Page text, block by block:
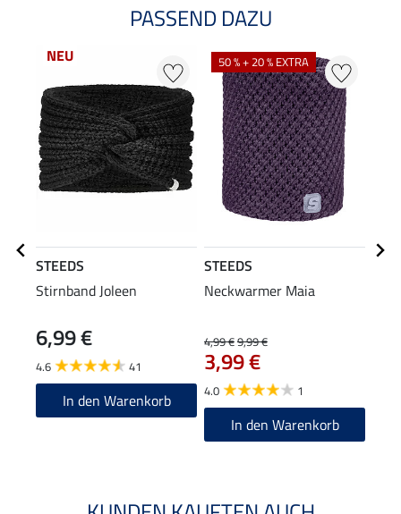
PASSEND DAZU
NEU
STEEDS
Stirnband Joleen
6,99 €
4.6 41
In den Warenkorb
50 % + 20 % EXTRA
STEEDS
Neckwarmer Maia
4,99 €9,99 €
3,99 €
4.0 1
In den Warenkorb